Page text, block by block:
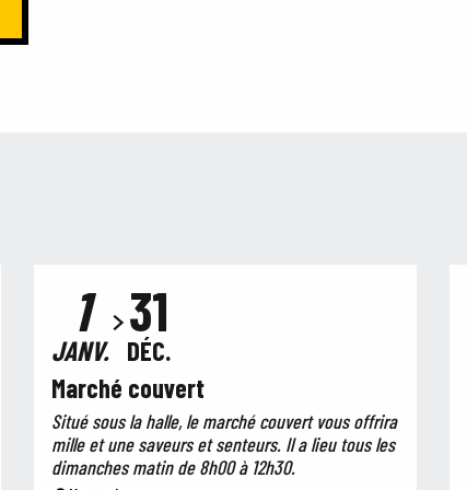
1
JANV.
31
DÉC.
Marché couvert
Situé sous la halle, le marché couvert vous offrira
mille et une saveurs et senteurs. Il a lieu tous les
dimanches matin de 8h00 à 12h30.